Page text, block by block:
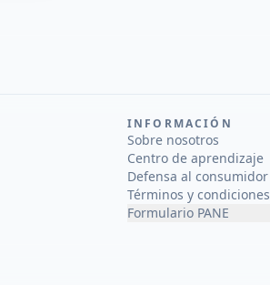
INFORMACIÓN
Sobre nosotros
Centro de aprendizaje
Defensa al consumidor
Términos y condiciones
Formulario PANE